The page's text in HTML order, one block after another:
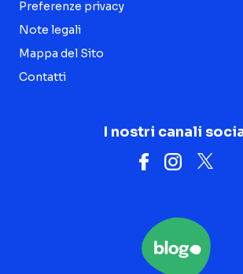
Preferenze privacy
Note legali
Mappa del Sito
Contatti
I nostri canali